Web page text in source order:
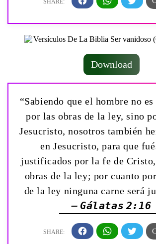
Download
“Sabiendo que el hombre no
por las obras de la ley, sino
Jesucristo, nosotros también
en Jesucristo, para que
justificados por la fe de
obras de la ley; por cuanto
de la ley ninguna carne será
— Gálatas 2:16